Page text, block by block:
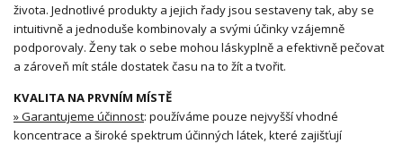
života. Jednotlivé produkty a jejich řady jsou sestaveny tak, aby se
intuitivně a jednoduše kombinovaly a svými účinky vzájemně
podporovaly. Ženy tak o sebe mohou láskyplně a efektivně pečovat
a zároveň mít stále dostatek času na to žít a tvořit.
KVALITA NA PRVNÍM MÍSTĚ
» Garantujeme účinnost: používáme pouze nejvyšší vhodné
koncentrace a široké spektrum účinných látek, které zajišťují